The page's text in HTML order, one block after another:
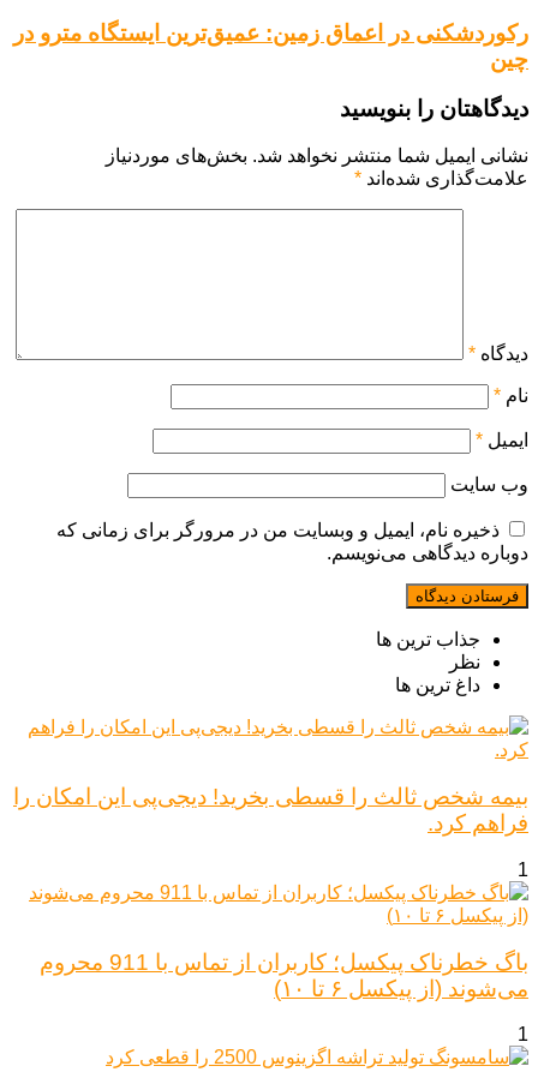
رکوردشکنی در اعماق زمین: عمیق‌ترین ایستگاه مترو در
چین
دیدگاهتان را بنویسید
نشانی ایمیل شما منتشر نخواهد شد. بخش‌های موردنیاز
علامت‌گذاری شده‌اند *
دیدگاه *
نام *
ایمیل *
وب‌ سایت
ذخیره نام، ایمیل و وبسایت من در مرورگر برای زمانی که
دوباره دیدگاهی می‌نویسم.
جذاب ترین ها
نظر
داغ ترین ها
بیمه شخص ثالث را قسطی بخرید! دیجی‌پی این امکان را
فراهم کرد.
1
باگ خطرناک پیکسل؛ کاربران از تماس با 911 محروم
می‌شوند (از پیکسل ۶ تا ۱۰)
1